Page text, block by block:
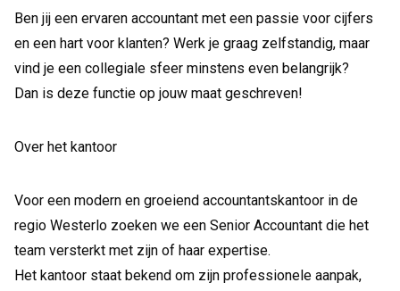
Ben jij een ervaren accountant met een passie voor cijfers
en een hart voor klanten? Werk je graag zelfstandig, maar
vind je een collegiale sfeer minstens even belangrijk?
Dan is deze functie op jouw maat geschreven!
Over het kantoor
Voor een modern en groeiend accountantskantoor in de
regio Westerlo zoeken we een Senior Accountant die het
team versterkt met zijn of haar expertise.
Het kantoor staat bekend om zijn professionele aanpak,